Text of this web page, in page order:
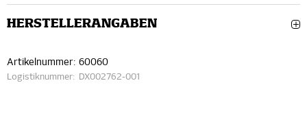
HERSTELLERANGABEN
Artikelnummer: 60060
Logistiknummer: DX002762-001